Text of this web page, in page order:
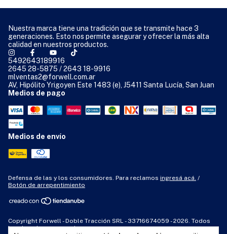
Nuestra marca tiene una tradición que se transmite hace 3
generaciones. Esto nos permite asegurar y ofrecer la más alta
calidad en nuestros productos.
5492643189916
2645 28-5875 / 2643 18-9916
mlventas2@forwell.com.ar
AV, Hipólito Yrigoyen Este 1483 (e), J5411 Santa Lucía, San Juan
Medios de pago
Medios de envío
Defensa de las y los consumidores. Para reclamos ingresá acá. /
Botón de arrepentimiento
Copyright Forwell - Doble Tracción SRL - 33716674059 - 2026. Todos
los derechos reservados.